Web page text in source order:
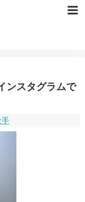
ンスタグラムで
手